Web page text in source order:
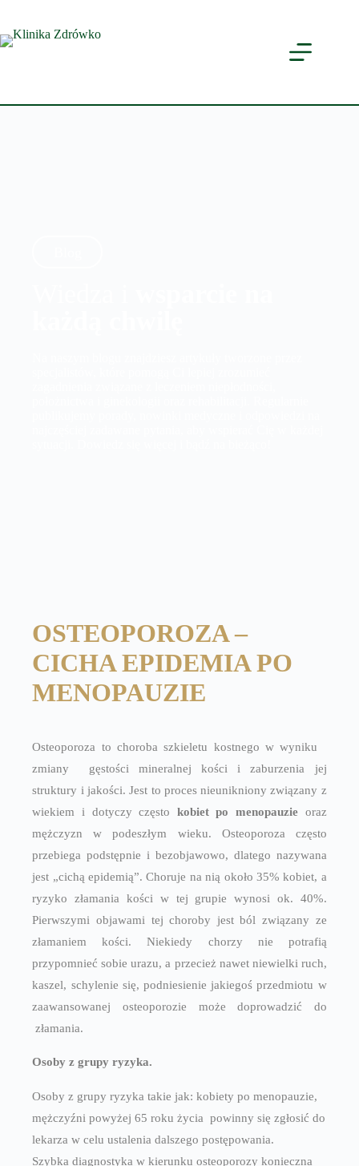
OSTEOPOROZA –
CICHA EPIDEMIA PO
MENOPAUZIE
Osteoporoza to choroba szkieletu kostnego w wyniku
zmiany gęstości mineralnej kości i zaburzenia jej
struktury i jakości. Jest to proces nieunikniony związany z
wiekiem i dotyczy często kobiet po menopauzie oraz
mężczyzn w podeszłym wieku. Osteoporoza często
przebiega podstępnie i bezobjawowo, dlatego nazywana
jest „cichą epidemią”. Choruje na nią około 35% kobiet, a
ryzyko złamania kości w tej grupie wynosi ok. 40%.
Pierwszymi objawami tej choroby jest ból związany ze
złamaniem kości. Niekiedy chorzy nie potrafią
przypomnieć sobie urazu, a przecież nawet niewielki ruch,
kaszel, schylenie się, podniesienie jakiegoś przedmiotu w
zaawansowanej osteoporozie może doprowadzić do
złamania.
Osoby z grupy ryzyka.
Osoby z grupy ryzyka takie jak: kobiety po menopauzie,
mężczyźni powyżej 65 roku życia powinny się zgłosić do
lekarza w celu ustalenia dalszego postępowania.
Szybka diagnostyka w kierunku osteoporozy konieczna